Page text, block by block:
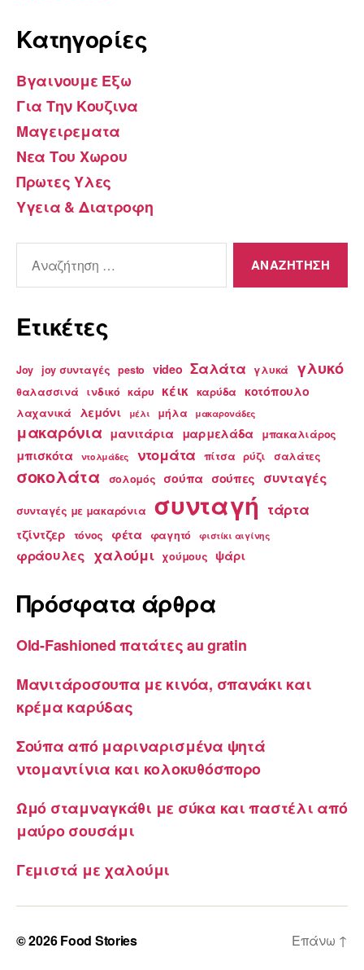
Kατηγορίες
Βγαινουμε Εξω
Για Την Κουζινα
Μαγειρεματα
Νεα Του Χωρου
Πρωτες Υλες
Υγεια & Διατροφη
για:
Ετικέτες
Joy joy συνταγές pesto video Σαλάτα γλυκά γλυκό
θαλασσινά ινδικό κάρυ κέικ καρύδα κοτόπουλο
λαχανικά λεμόνι μέλι μήλα μακαρονάδες
μακαρόνια μανιτάρια μαρμελάδα μπακαλιάρος
μπισκότα ντολμάδες ντομάτα πίτσα ρύζι σαλάτες
σοκολάτα σολομός σούπα σούπες συνταγές
συνταγές με μακαρόνια συνταγή τάρτα
τζίντζερ τόνος φέτα φαγητό φιστίκι αιγίνης
φράουλες χαλούμι χούμους ψάρι
Πρόσφατα άρθρα
Old-Fashioned πατάτες au gratin
Μανιτάροσουπα με κινόα, σπανάκι και
κρέμα καρύδας
Σούπα από μαριναρισμένα ψητά
ντομαντίνια και κολοκυθόσπορο
Ωμό σταμναγκάθι με σύκα και παστέλι από
μαύρο σουσάμι
Γεμιστά με χαλούμι
© 2026Food Stories Επάνω ↑